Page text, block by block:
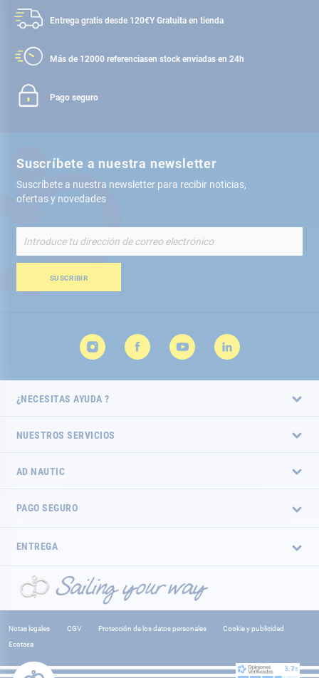
Entrega gratis desde 120€Y Gratuita en tienda
Más de 12000 referenciasen stock enviadas en 24h
Pago seguro
Suscríbete a nuestra newsletter
Suscríbete a nuestra newsletter para recibir noticias,
ofertas y novedades
nuestro
de
SUSCRIBIR
¿NECESITAS AYUDA ?
NUESTROS SERVICIOS
AD NAUTIC
PAGO SEGURO
ENTREGA
Notas legales CGV Protección de los datos personales
Cookie y publicidad
Ecotasa